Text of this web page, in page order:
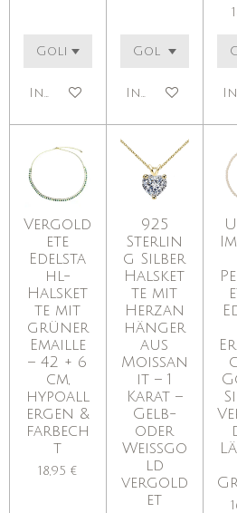
In den WarenkorbIn den
Vergold
ete
Edelsta
hl-
Halsket
te mit
grüner
Emaille
– 42 + 6
cm,
hypoall
ergen &
farbech
t
18,95 €
925
Sterlin
g Silber
Halsket
te mit
Herzan
hänger
aus
Moissan
it – 1
Karat –
Gelb-
oder
Weißgo
ld
vergold
et